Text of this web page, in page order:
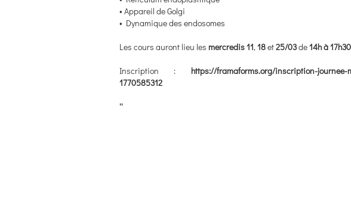
• Appareil de Golgi
• Dynamique des endosomes
Les cours auront lieu les mercredis 11,18et25/03de14h à 17h30
Inscription : https://framaforms.org/inscription-
1770585312
''